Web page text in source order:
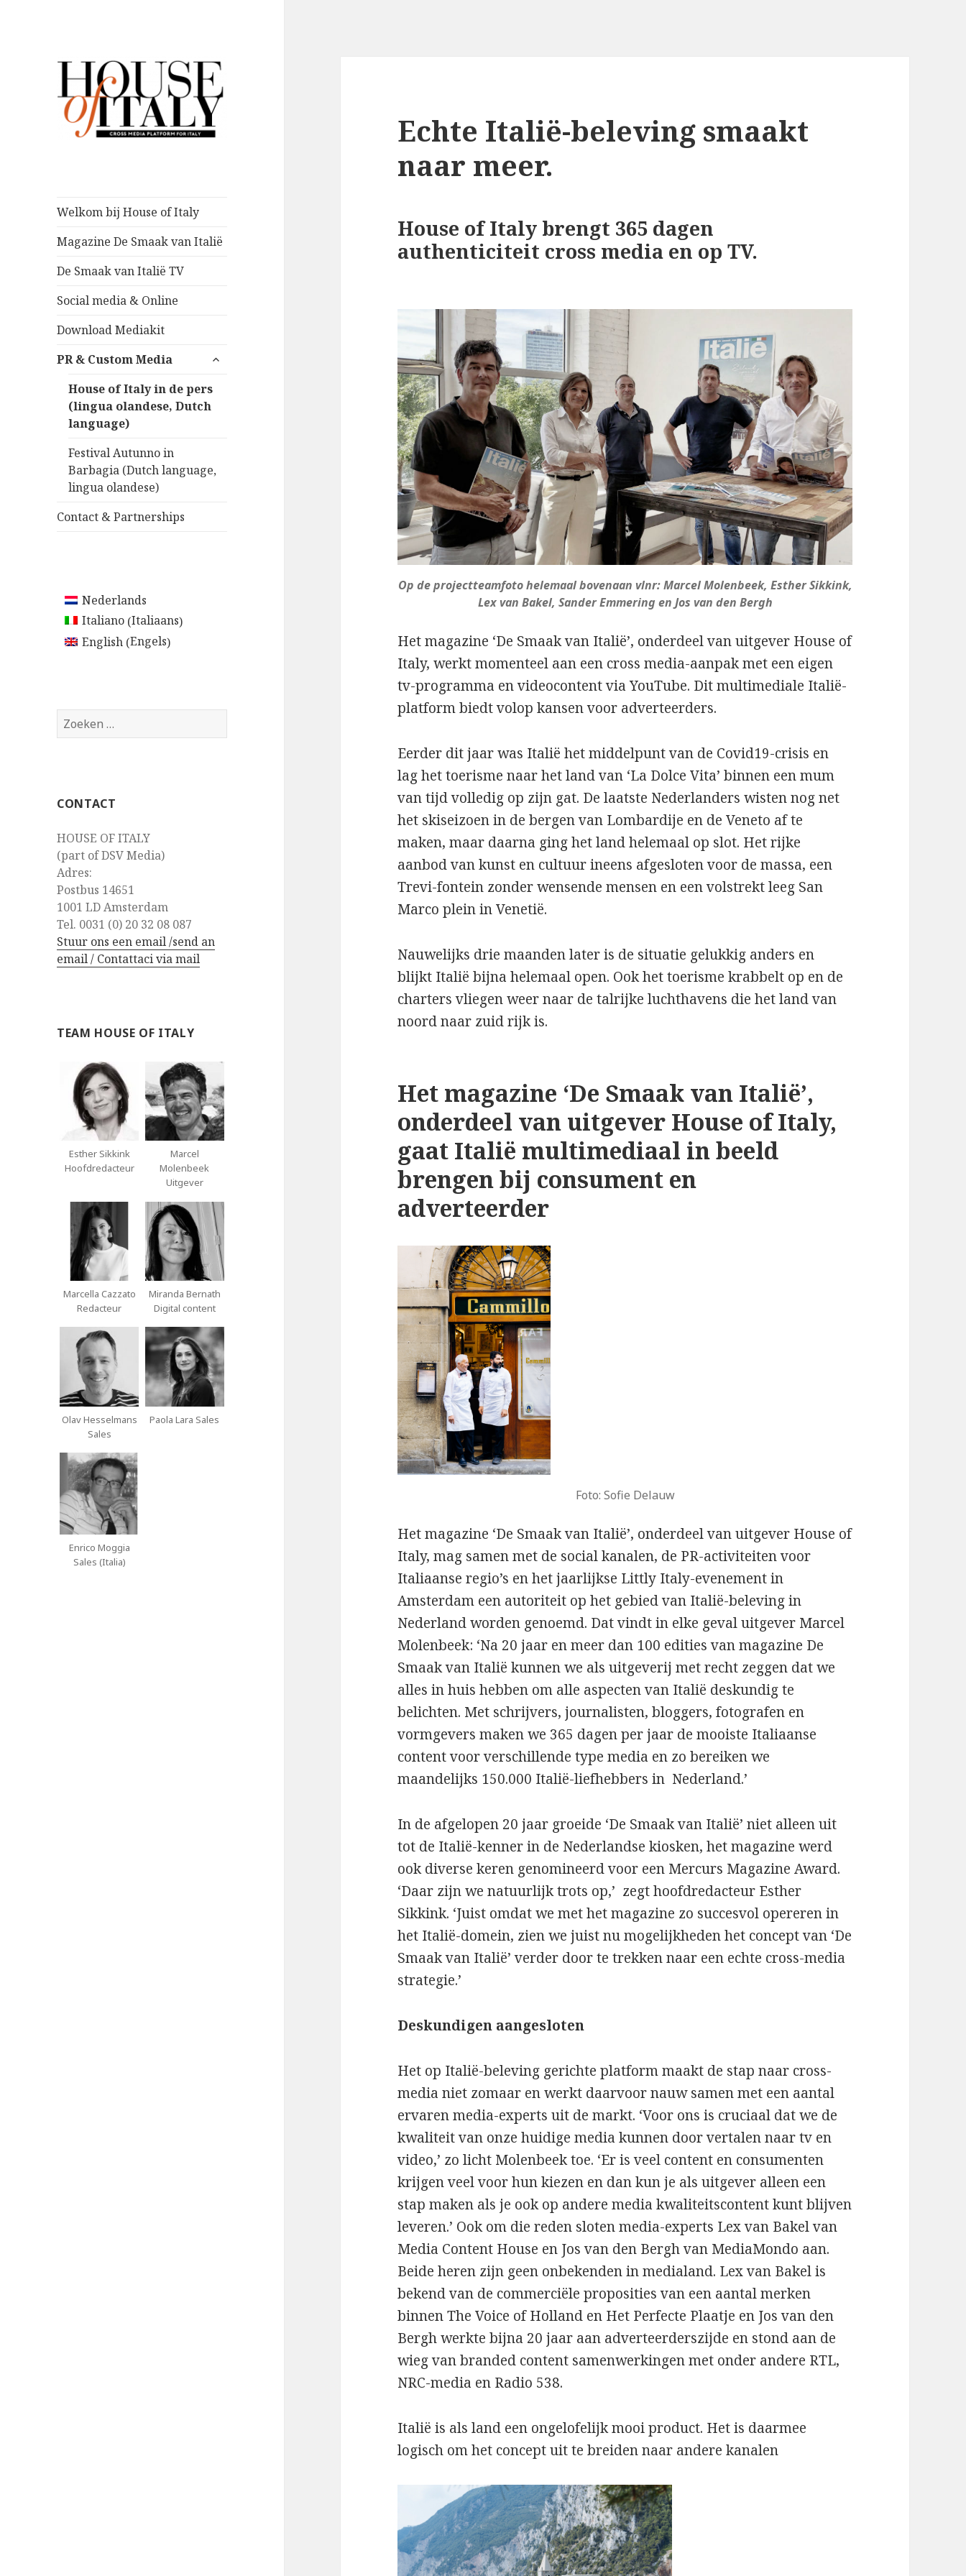
Welkom bij House of Italy
Magazine De Smaak van Italië
De Smaak van Italië TV
Social media & Online
Download Mediakit
PR & Custom Media
alles
House of Italy in de pers
(lingua olandese, Dutch
language)
Festival Autunno in
Barbagia (Dutch language,
lingua olandese)
Contact & Partnerships
Nederlands
Italiano (Italiaans)
English (Engels)
Z
o
n
a
a
r
:
CONTACT
HOUSE OF ITALY
(part of DSV Media)
Adres:
Postbus 14651
1001 LD Amsterdam
Tel. 0031 (0) 20 32 08 087
Stuur ons een email /send an
email / Contattaci via mail
TEAM HOUSE OF ITALY
Esther Sikkink
Hoofdredacteur
Marcel
Molenbeek
Uitgever
Marcella Cazzato
Redacteur
Miranda Bernath
Digital content
Olav Hesselmans
Sales
Paola Lara Sales
Enrico Moggia
Sales (Italia)
Echte Italië-beleving smaakt
naar meer.
House of Italy brengt 365 dagen
authenticiteit cross media en op TV.
Op de projectteamfoto helemaal bovenaan vlnr: Marcel Molenbeek, Esther Sikkink,
Lex van Bakel, Sander Emmering en Jos van den Bergh
Het magazine ‘De Smaak van Italië’, onderdeel van uitgever House of
Italy, werkt momenteel aan een cross media-aanpak met een eigen
tv-programma en videocontent via YouTube. Dit multimediale Italië-
platform biedt volop kansen voor adverteerders.
Eerder dit jaar was Italië het middelpunt van de Covid19-crisis en
lag het toerisme naar het land van ‘La Dolce Vita’ binnen een mum
van tijd volledig op zijn gat. De laatste Nederlanders wisten nog net
het skiseizoen in de bergen van Lombardije en de Veneto af te
maken, maar daarna ging het land helemaal op slot. Het rijke
aanbod van kunst en cultuur ineens afgesloten voor de massa, een
Trevi-fontein zonder wensende mensen en een volstrekt leeg San
Marco plein in Venetië.
Nauwelijks drie maanden later is de situatie gelukkig anders en
blijkt Italië bijna helemaal open. Ook het toerisme krabbelt op en de
charters vliegen weer naar de talrijke luchthavens die het land van
noord naar zuid rijk is.
Het magazine ‘De Smaak van Italië’,
onderdeel van uitgever House of Italy,
gaat Italië multimediaal in beeld
brengen bij consument en
adverteerder
Foto: Sofie Delauw
Het magazine ‘De Smaak van Italië’, onderdeel van uitgever House of
Italy, mag samen met de social kanalen, de PR-activiteiten voor
Italiaanse regio’s en het jaarlijkse Littly Italy-evenement in
Amsterdam een autoriteit op het gebied van Italië-beleving in
Nederland worden genoemd. Dat vindt in elke geval uitgever Marcel
Molenbeek: ‘Na 20 jaar en meer dan 100 edities van magazine De
Smaak van Italië kunnen we als uitgeverij met recht zeggen dat we
alles in huis hebben om alle aspecten van Italië deskundig te
belichten. Met schrijvers, journalisten, bloggers, fotografen en
vormgevers maken we 365 dagen per jaar de mooiste Italiaanse
content voor verschillende type media en zo bereiken we
maandelijks 150.000 Italië-liefhebbers in Nederland.’
In de afgelopen 20 jaar groeide ‘De Smaak van Italië’ niet alleen uit
tot de Italië-kenner in de Nederlandse kiosken, het magazine werd
ook diverse keren genomineerd voor een Mercurs Magazine Award.
‘Daar zijn we natuurlijk trots op,’ zegt hoofdredacteur Esther
Sikkink. ‘Juist omdat we met het magazine zo succesvol opereren in
het Italië-domein, zien we juist nu mogelijkheden het concept van ‘De
Smaak van Italië’ verder door te trekken naar een echte cross-media
strategie.’
Deskundigen aangesloten
Het op Italië-beleving gerichte platform maakt de stap naar cross-
media niet zomaar en werkt daarvoor nauw samen met een aantal
ervaren media-experts uit de markt. ‘Voor ons is cruciaal dat we de
kwaliteit van onze huidige media kunnen door vertalen naar tv en
video,’ zo licht Molenbeek toe. ‘Er is veel content en consumenten
krijgen veel voor hun kiezen en dan kun je als uitgever alleen een
stap maken als je ook op andere media kwaliteitscontent kunt blijven
leveren.’ Ook om die reden sloten media-experts Lex van Bakel van
Media Content House en Jos van den Bergh van MediaMondo aan.
Beide heren zijn geen onbekenden in medialand. Lex van Bakel is
bekend van de commerciële proposities van een aantal merken
binnen The Voice of Holland en Het Perfecte Plaatje en Jos van den
Bergh werkte bijna 20 jaar aan adverteerderszijde en stond aan de
wieg van branded content samenwerkingen met onder andere RTL,
NRC-media en Radio 538.
Italië is als land een ongelofelijk mooi product. Het is daarmee
logisch om het concept uit te breiden naar andere kanalen